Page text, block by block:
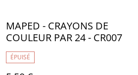
MAPED - CRAYONS DE
COULEUR PAR 24 - CR007
ÉPUISÉ